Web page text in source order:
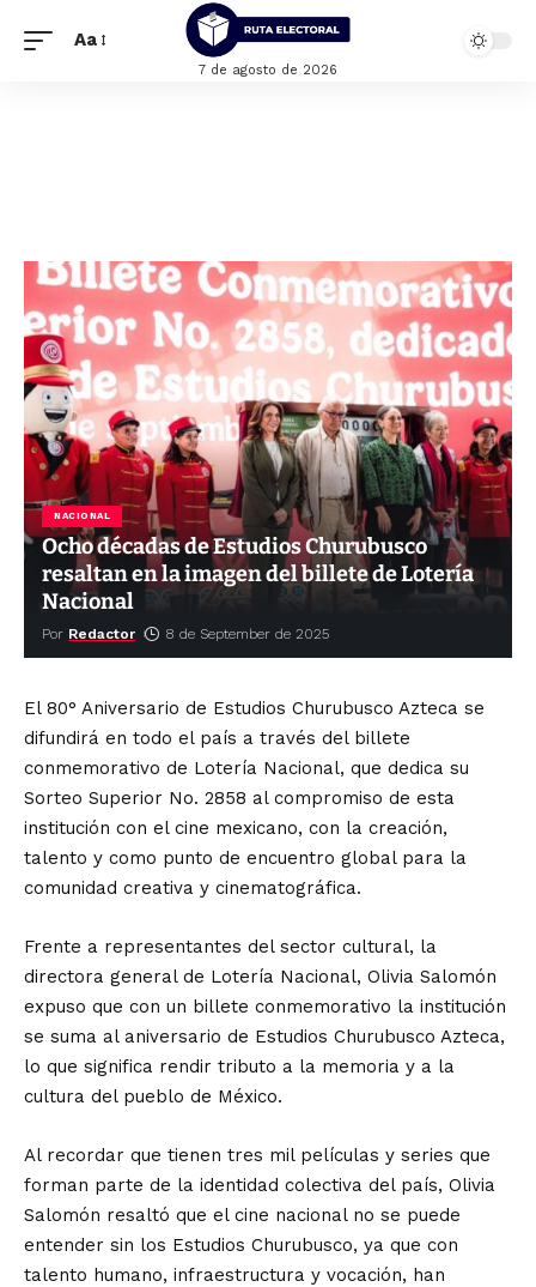
Aa
7 de agosto de 2026
NACIONAL
Ocho décadas de Estudios Churubusco
resaltan en la imagen del billete de Lotería
Nacional
Por Redactor 8 de September de 2025
El 80° Aniversario de Estudios Churubusco Azteca se
difundirá en todo el país a través del billete
conmemorativo de Lotería Nacional, que dedica su
Sorteo Superior No. 2858 al compromiso de esta
institución con el cine mexicano, con la creación,
talento y como punto de encuentro global para la
comunidad creativa y cinematográfica.
Frente a representantes del sector cultural, la
directora general de Lotería Nacional, Olivia Salomón
expuso que con un billete conmemorativo la institución
se suma al aniversario de Estudios Churubusco Azteca,
lo que significa rendir tributo a la memoria y a la
cultura del pueblo de México.
Al recordar que tienen tres mil películas y series que
forman parte de la identidad colectiva del país, Olivia
Salomón resaltó que el cine nacional no se puede
entender sin los Estudios Churubusco, ya que con
talento humano, infraestructura y vocación, han